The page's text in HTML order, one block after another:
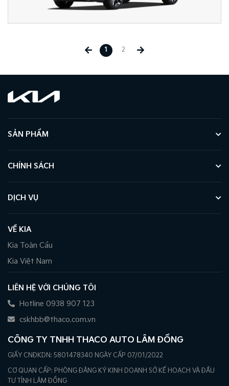
1 2
SẢN PHẨM
CHÍNH SÁCH
DỊCH VỤ
VỀ KIA
Kia Toàn Cầu
Kia Việt Nam
LIÊN HỆ VỚI CHÚNG TÔI
Hotline 0938 907 123
cskhbb@thaco.com.vn
CÔNG TY TNHH THACO AUTO LÂM ĐỒNG
GIẤY CNĐKDN: 5801478340 NGÀY CẤP 07/01/2022
CƠ QUAN CẤP: PHÒNG ĐĂNG KÝ KINH DOANH SỞ KẾ HOẠCH VÀ ĐẦU
TƯ TỈNH LÂM ĐỒNG